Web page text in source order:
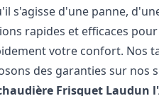
s'agisse d'une panne,
rapides et efficaces
votre confort. Nos
des garanties sur nos
Frisquet Laudun